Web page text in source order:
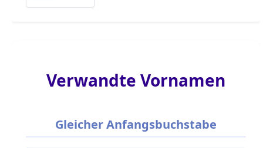
Verwandte Vornamen
Gleicher Anfangsbuchstabe